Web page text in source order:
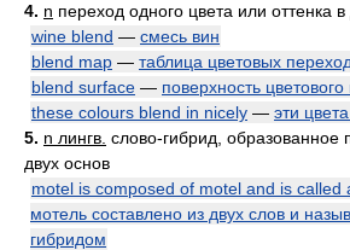
4. n переход одного цвета или оттенка в
wine blend — смесь вин
blend map — таблица цветовых
blend surface — поверхность
these colours blend in nicely — эти
5. n лингв. слово-гибрид, образованное
двух основ
motel is composed of motel and is called
мотель составлено из двух слов и
гибридом